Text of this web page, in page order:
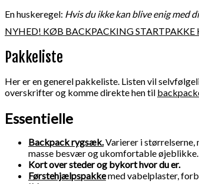
En huskeregel: Hvis du ikke kan blive enig med
NYHED! KØB BACKPACKING STARTPAKKE
Pakkeliste
Her er en generel pakkeliste. Listen vil
overskrifter og komme direkte hen til
Essentielle
Backpack rygsæk.Varierer i størrelserne,
masse besvær og ukomfortable
Kort over steder og bykort hvor du er.
Førstehjælpspakkemed vabelplaster,